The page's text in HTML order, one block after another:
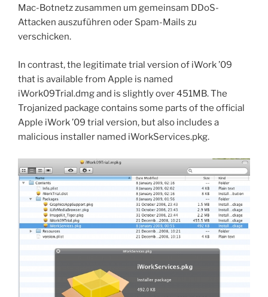
Mac-Botnetz zusammen um gemeinsam DDoS-
Attacken auszuführen oder Spam-Mails zu
verschicken.
In contrast, the legitimate trial version of iWork ’09
that is available from Apple is named
iWork09Trial.dmg and is slightly over 451MB. The
Trojanized package contains some parts of the official
Apple iWork ’09 trial version, but also includes a
malicious installer named iWorkServices.pkg.